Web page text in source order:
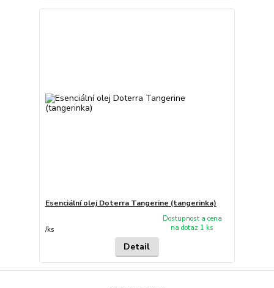
Esenciální olej Doterra Tangerine (tangerinka)
/ks
Dostupnost a cena
na dotaz 1 ks
Detail